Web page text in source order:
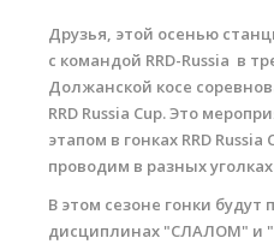
Обучение
Обучение
Обучение
Друзья, этой осенью
с командой RRD-Russia в
Должанской косе
RRD Russia Cup. Это
этапом в гонках RRD
проводим в разных
В этом сезоне гонки будут
дисциплинах "СЛАЛОМ" и